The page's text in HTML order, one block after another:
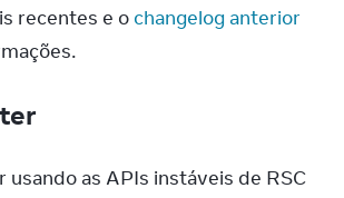
recentes e o changelog anterior
usando as APIs instáveis de RSC